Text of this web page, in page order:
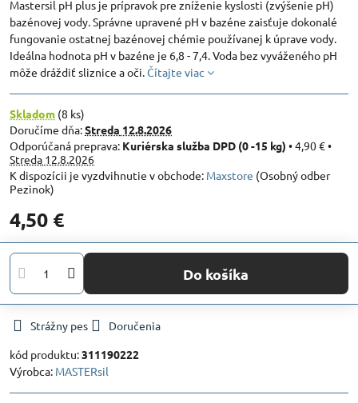
Mastersil pH plus je prípravok pre zníženie kyslosti (zvýšenie pH)
bazénovej vody. Správne upravené pH v bazéne zaisťuje dokonalé
fungovanie ostatnej bazénovej chémie používanej k úprave vody.
Ideálna hodnota pH v bazéne je 6,8 - 7,4. Voda bez vyváženého pH
môže dráždiť sliznice a oči.Čítajte viac
Skladom (8 ks)
Doručíme dňa:Streda 12.8.2026
Kuriérska služba DPD (0 -15 kg) •4,90 €•
Streda 12.8.2026
Maxstore (Osobný odber
Pezinok)
4,50 €
Do košíka
Strážny pes
Doručenia
kód produktu:311190222
Výrobca: MASTERsil